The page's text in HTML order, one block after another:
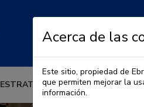
ESTRATEGIA
Acerca de las
Este sitio, propiedad de
que permiten mejorar la
información.